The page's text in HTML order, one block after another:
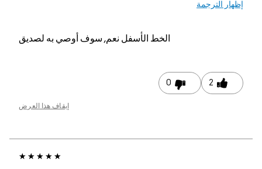
إظهار الترجمة
الخط الأسفلنعم, سوف أوصي به لصديق
2
0
إيقاف هذا العرض